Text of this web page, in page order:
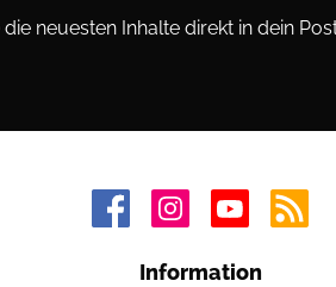
neuesten Inhalte direkt in dein
Information